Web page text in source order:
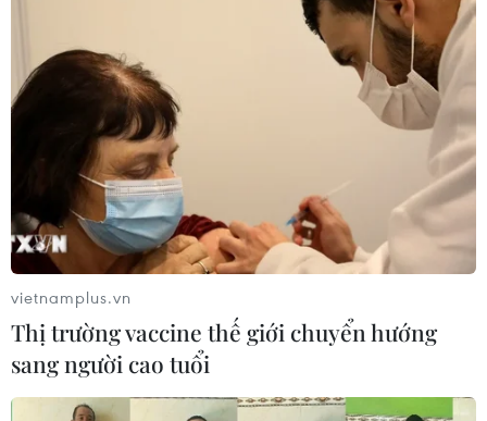
vietnamplus.vn
Thị trường vaccine thế giới chuyển hướng
sang người cao tuổi